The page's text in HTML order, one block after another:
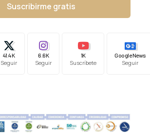
Suscribirme gratis
41.4K
Seguir
6.6K
Seguir
1K
Suscríbete
Google News
Seguir